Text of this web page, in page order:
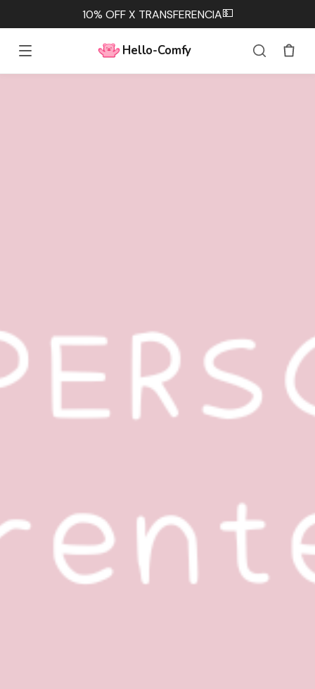
10% OFF X TRANSFERENCIA💵
Hello-Comfy